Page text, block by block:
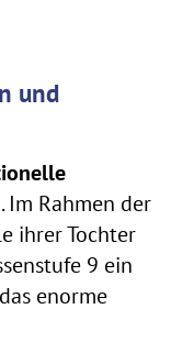
und
Im Rahmen der
ihrer Tochter
9 ein
enorme